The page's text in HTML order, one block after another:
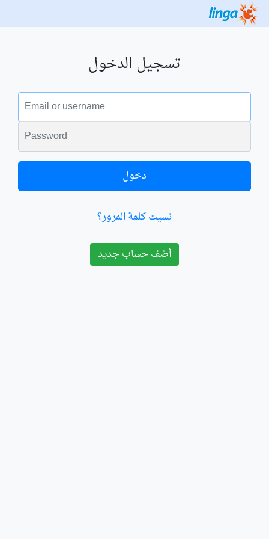
تسجيل الدخول
البريد الالكتروني
الكلمة السرية
دخول
نسيت كلمة المرور؟
أضف حساب جديد